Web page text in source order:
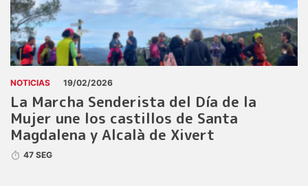
NOTICIAS 19/02/2026
La Marcha Senderista del Día de la
Mujer une los castillos de Santa
Magdalena y Alcalà de Xivert
47 SEG